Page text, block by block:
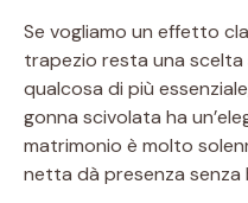
Se vogliamo un effetto
trapezio resta una scelta
qualcosa di più
gonna scivolata ha
matrimonio è molto
netta dà presenza